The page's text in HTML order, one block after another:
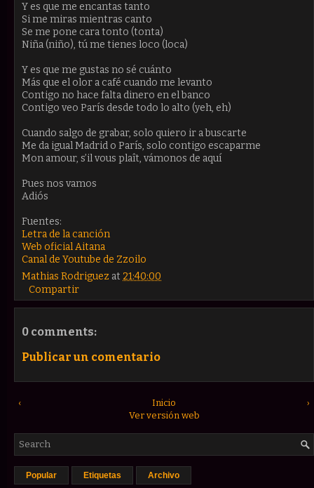
Y es que me encantas tanto
Si me miras mientras canto
Se me pone cara tonto (tonta)
Niña (niño), tú me tienes loco (loca)
Y es que me gustas no sé cuánto
Más que el olor a café cuando me levanto
Contigo no hace falta dinero en el banco
Contigo veo París desde todo lo alto (yeh, eh)
Cuando salgo de grabar, solo quiero ir a buscarte
Me da igual Madrid o París, solo contigo escaparme
Mon amour, s’il vous plaît, vámonos de aquí
Pues nos vamos
Adiós
Fuentes:
Letra de la canción
Web oficial Aitana
Canal de Youtube de Zzoilo
Mathias Rodriguez at 21:40:00
Compartir
0 comments:
Publicar un comentario
‹ ›
Inicio
Ver versión web
Popular Etiquetas Archivo